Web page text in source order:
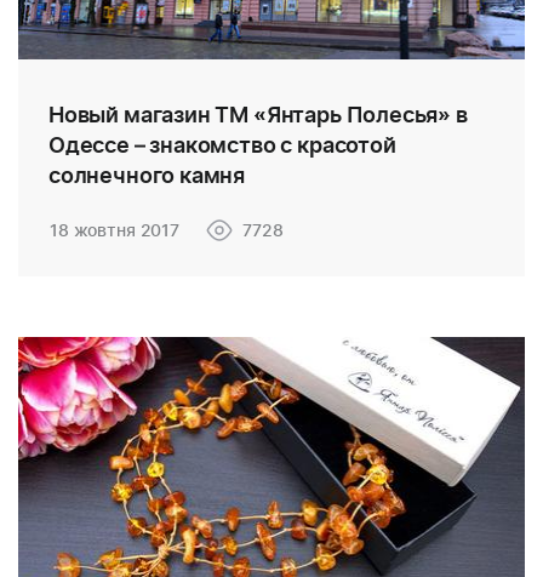
Новый магазин ТМ «Янтарь Полесья» в
Одессе – знакомство с красотой
солнечного камня
18 жовтня 2017 7728